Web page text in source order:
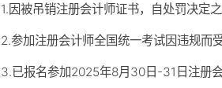
1.因被吊销注册会计师证书，自处罚决定
2.参加注册会计师全国统一考试因违规而
3.已报名参加2025年8月30日-31日注册